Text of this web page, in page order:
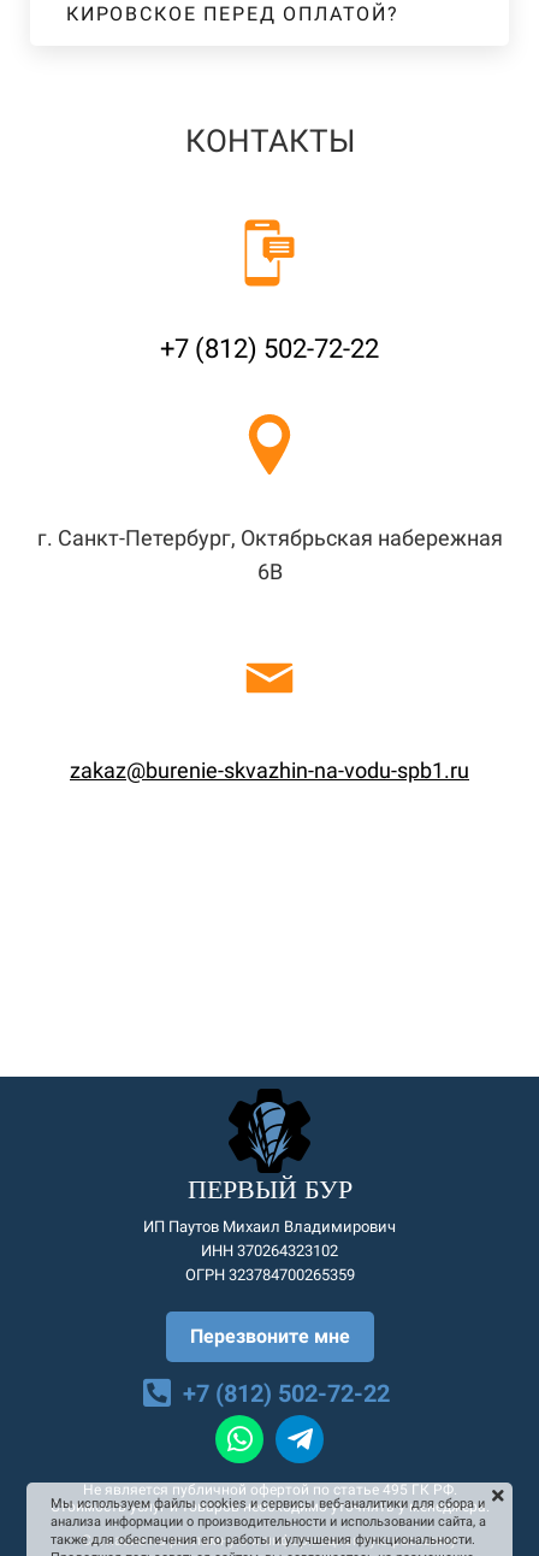
КИРОВСКОЕ ПЕРЕД ОПЛАТОЙ?
КОНТАКТЫ
+7 (812) 502-72-22
г. Санкт-Петербург, Октябрьская набережная
6В
zakaz@burenie-skvazhin-na-vodu-spb1.ru
ПЕРВЫЙ БУР
ИП Паутов Михаил Владимирович
ИНН 370264323102
ОГРН 323784700265359
Перезвоните мне
+7 (812) 502-72-22
Не является публичной офертой по статье 495 ГК РФ.
Стоимость услуг и товаров необходимо уточнять у менеджера.
Согласие на рекламную и информационную рассылку
Мы используем файлы cookies и сервисы веб-аналитики для сбора и
анализа информации о производительности и использовании сайта, а
также для обеспечения его работы и улучшения функциональности.